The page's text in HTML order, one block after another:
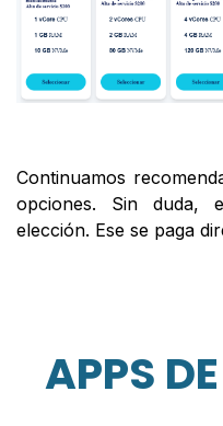
Continuamos
opciones. Sin duda,
elección. Ese se paga
APPS